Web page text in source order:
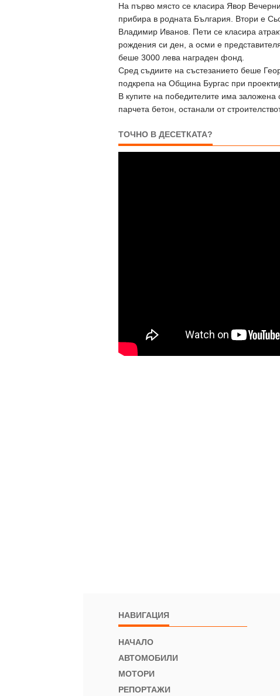
На първо място се класира Явор
прибира в родната България. Втори е
Владимир Иванов. Пети се класира
рождения си ден, а осми е
беше 3000 лева награден фонд.
Сред съдиите на състезанието беше
подкрепа на Община Бургас при
В купите на победителите има
парчета бетон, останали от
ТОЧНО В ДЕСЕТКАТА?
НАВИГАЦИЯ
НАЧАЛО
АВТОМОБИЛИ
МОТОРИ
РЕПОРТАЖИ